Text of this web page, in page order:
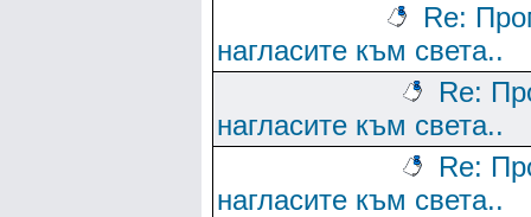
Re:
нагласите към света..
Re:
нагласите към света..
Re:
нагласите към света..